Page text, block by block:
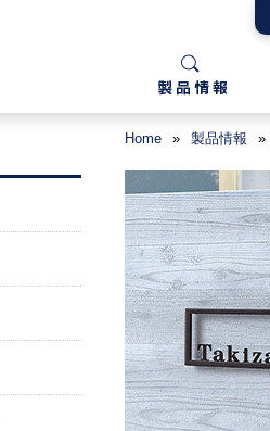
Home » 製品情報 »